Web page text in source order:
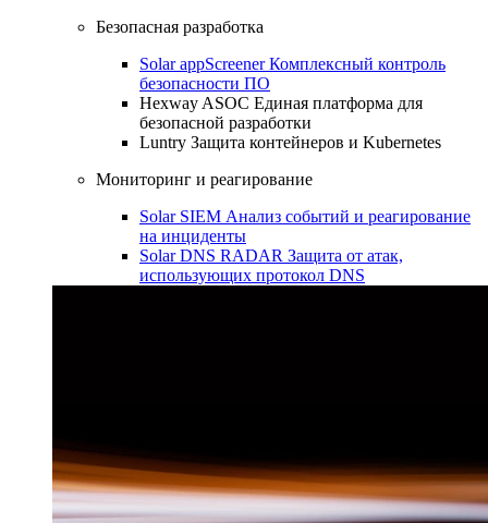
Безопасная разработка
Solar appScreenerКомплексный контроль
безопасности ПО
Hexway ASOC Единая платформа для
безопасной разработки
Luntry Защита контейнеров и Kubernetes
Мониторинг и реагирование
Solar SIEM Анализ событий и реагирование
на инциденты
Solar DNS RADAR Защита от атак,
использующих протокол DNS